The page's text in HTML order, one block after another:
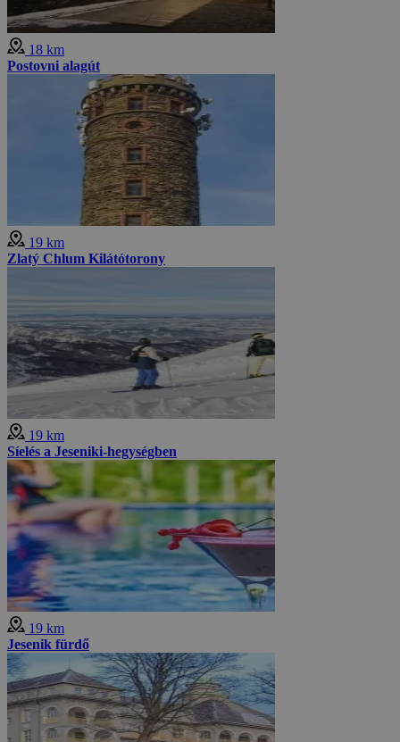
18 km
Postovni alagút
19 km
Zlatý Chlum Kilátótorony
19 km
Síelés a Jeseniki-hegységben
19 km
Jesenik fürdő